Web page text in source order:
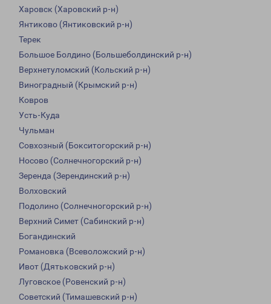
Харовск (Харовский р-н)
Янтиково (Янтиковский р-н)
Терек
Большое Болдино (Большеболдинский р-н)
Верхнетуломский (Кольский р-н)
Виноградный (Крымский р-н)
Ковров
Усть-Куда
Чульман
Совхозный (Бокситогорский р-н)
Носово (Солнечногорский р-н)
Зеренда (Зерендинский р-н)
Волховский
Подолино (Солнечногорский р-н)
Верхний Симет (Сабинский р-н)
Богандинский
Романовка (Всеволожский р-н)
Ивот (Дятьковский р-н)
Луговское (Ровенский р-н)
Советский (Тимашевский р-н)